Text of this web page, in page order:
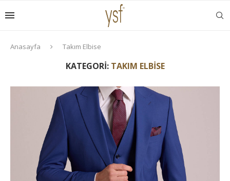
Anasayfa Takım Elbise
KATEGORI: TAKIM ELBISE